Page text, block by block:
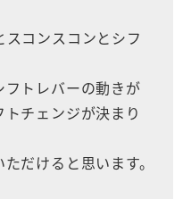
コンスコンとシフ
トレバーの動きが
チェンジが決まり
だけると思います。